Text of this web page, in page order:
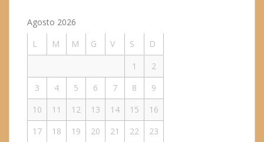
Agosto 2026
L
M M G V S
D
1
2
3
4 5 6 7 8
9
10
11 12 13 14 15
16
17
18 19 20 21 22 23